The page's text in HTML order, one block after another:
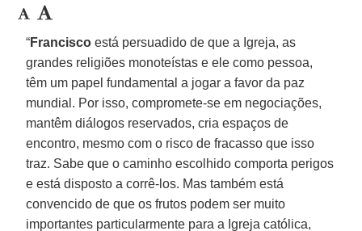
“Francisco está persuadido de que a Igreja, as
grandes religiões monoteístas e ele como pessoa,
têm um papel fundamental a jogar a favor da paz
mundial. Por isso, compromete-se em negociações,
mantêm diálogos reservados, cria espaços de
encontro, mesmo com o risco de fracasso que isso
traz. Sabe que o caminho escolhido comporta perigos
e está disposto a corrê-los. Mas também está
convencido de que os frutos podem ser muito
importantes particularmente para a Igreja católica,